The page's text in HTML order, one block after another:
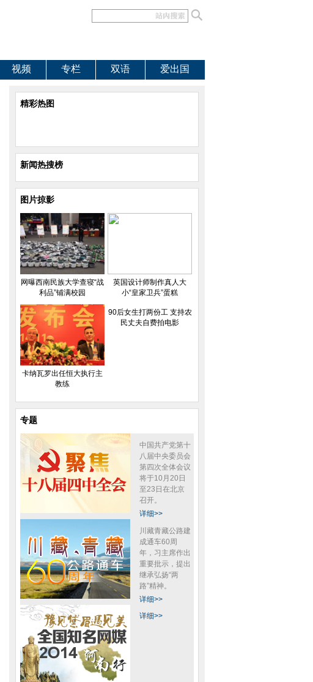
视频 专栏 双语 爱出国
精彩热图
新闻热搜榜
图片掠影
网曝西南民族大学查寝“战
利品”铺满校园
英国设计师制作真人大
小“皇家卫兵”蛋糕
卡纳瓦罗出任恒大执行主
教练
90后女生打两份工 支持农
民丈夫自费拍电影
专题
中国共产党第十
八届中央委员会
第四次全体会议
将于10月20日
至23日在北京
召开。
详细>>
川藏青藏公路建
成通车60周
年，习主席作出
重要批示，提出
继承弘扬“两
路”精神。
详细>>
详细>>